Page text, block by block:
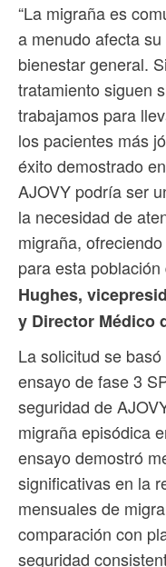
“La migraña es
a menudo afecta
bienestar general.
tratamiento siguen
trabajamos para
los pacientes más
éxito demostrado
AJOVY podría ser
la necesidad de
migraña,
para esta
Hughes,
y Director Médico
La solicitud se
ensayo de fase 3
seguridad de
migraña episódica
ensayo demostró
significativas en la
mensuales de
comparación con
seguridad